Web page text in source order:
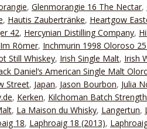
, Glenmorangie 16 The Nectar,
, Hautis Zaubertränke, Heartgow
42, Hercynian Distilling Company,
Im Römer, Inchmurin 1998 Oloroso
Still Whiskey, Irish Single Malt, Irish
Daniel‘s American Single Malt
Street, Japan, Jason Bourbon, Julia
, Kerken, Kilchoman Batch Strength
, La Maison du Whisky, Langertun,
18, Laphroaig 18 (2013),